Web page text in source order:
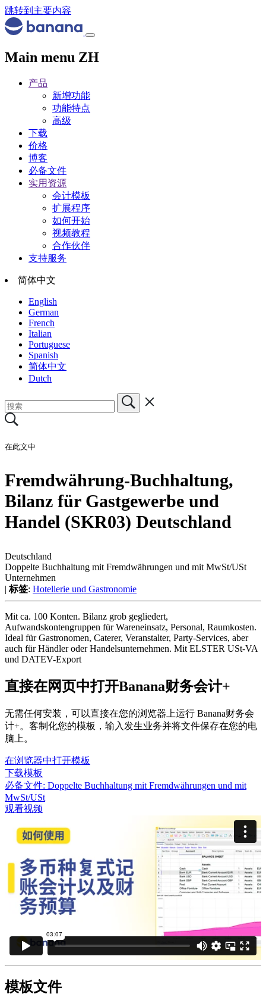
跳转到主要内容
Main menu ZH
产品
新增功能
功能特点
高级
下载
价格
博客
必备文件
实用资源
会计模板
扩展程序
如何开始
视频教程
合作伙伴
支持服务
简体中文
English
German
French
Italian
Portuguese
Spanish
简体中文
Dutch
在此文中
Fremdwährung-Buchhaltung,
Bilanz für Gastgewerbe und
Handel (SKR03) Deutschland
Deutschland
Doppelte Buchhaltung mit Fremdwährungen und mit MwSt/USt
Unternehmen
| 标签: Hotellerie und Gastronomie
Mit ca. 100 Konten. Bilanz grob gegliedert,
Aufwandskontengruppen für Wareneinsatz, Personal, Raumkosten.
Ideal für Gastronomen, Caterer, Veranstalter, Party-Services, aber
auch für Händler oder Handelsunternehmen. Mit ELSTER USt-VA
und DATEV-Export
直接在网页中打开Banana财务会计+
无需任何安装，可以直接在您的浏览器上运行 Banana财务会
计+。客制化您的模板，输入发生业务并将文件保存在您的电
脑上。
在浏览器中打开模板
下载模板
必备文件: Doppelte Buchhaltung mit Fremdwährungen und mit
MwSt/USt
观看视频
模板文件